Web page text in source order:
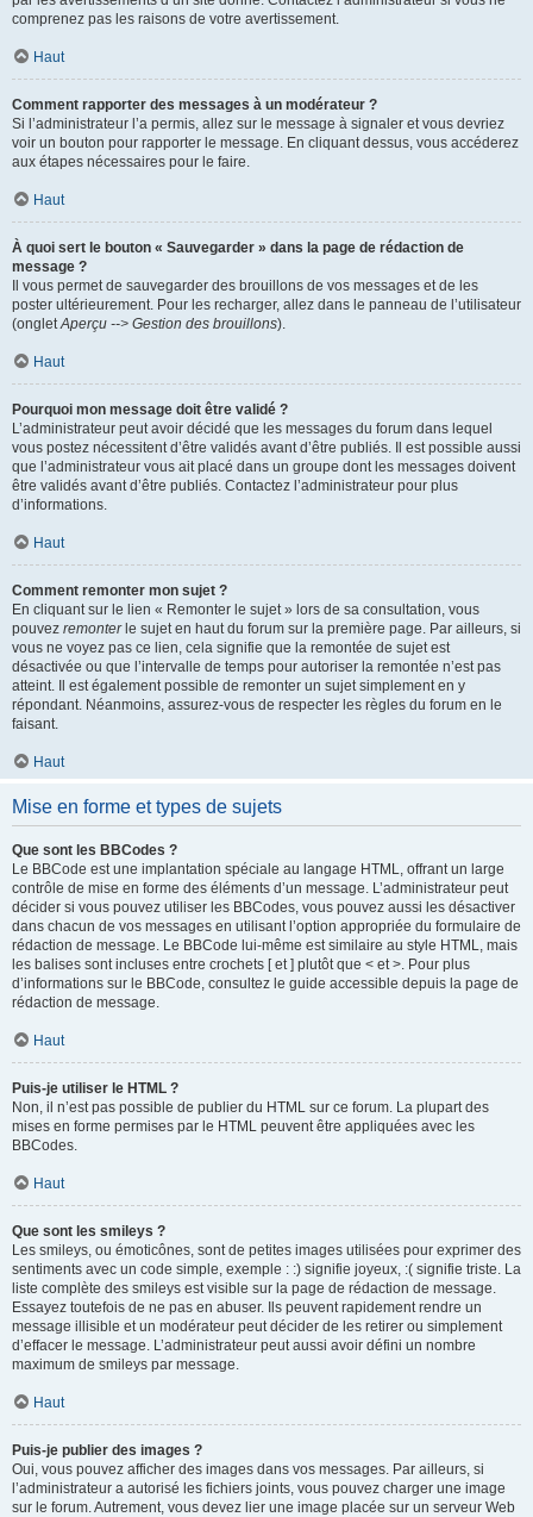
comprenez pas les raisons de votre avertissement.
Haut
Comment rapporter des messages à un modérateur ?
Si l’administrateur l’a permis, allez sur le message à signaler et vous devriez
voir un bouton pour rapporter le message. En cliquant dessus, vous accéderez
aux étapes nécessaires pour le faire.
Haut
À quoi sert le bouton « Sauvegarder » dans la page de rédaction de
message ?
Il vous permet de sauvegarder des brouillons de vos messages et de les
poster ultérieurement. Pour les recharger, allez dans le panneau de l’utilisateur
(ongletAperçu --> Gestion des brouillons).
Haut
Pourquoi mon message doit être validé ?
L’administrateur peut avoir décidé que les messages du forum dans lequel
vous postez nécessitent d’être validés avant d’être publiés. Il est possible aussi
que l’administrateur vous ait placé dans un groupe dont les messages doivent
être validés avant d’être publiés. Contactez l’administrateur pour plus
d’informations.
Haut
Comment remonter mon sujet ?
En cliquant sur le lien « Remonter le sujet » lors de sa consultation, vous
pouvez remonterle sujet en haut du forum sur la première page. Par ailleurs, si
vous ne voyez pas ce lien, cela signifie que la remontée de sujet est
désactivée ou que l’intervalle de temps pour autoriser la remontée n’est pas
atteint. Il est également possible de remonter un sujet simplement en y
répondant. Néanmoins, assurez-vous de respecter les règles du forum en le
faisant.
Haut
Mise en forme et types de sujets
Que sont les BBCodes ?
Le BBCode est une implantation spéciale au langage HTML, offrant un large
contrôle de mise en forme des éléments d’un message. L’administrateur peut
décider si vous pouvez utiliser les BBCodes, vous pouvez aussi les désactiver
dans chacun de vos messages en utilisant l’option appropriée du formulaire de
rédaction de message. Le BBCode lui-même est similaire au style HTML, mais
les balises sont incluses entre crochets [ et ] plutôt que < et >. Pour plus
d’informations sur le BBCode, consultez le guide accessible depuis la page de
rédaction de message.
Haut
Puis-je utiliser le HTML ?
Non, il n’est pas possible de publier du HTML sur ce forum. La plupart des
mises en forme permises par le HTML peuvent être appliquées avec les
BBCodes.
Haut
Que sont les smileys ?
Les smileys, ou émoticônes, sont de petites images utilisées pour exprimer des
sentiments avec un code simple, exemple : :) signifie joyeux, :( signifie triste. La
liste complète des smileys est visible sur la page de rédaction de message.
Essayez toutefois de ne pas en abuser. Ils peuvent rapidement rendre un
message illisible et un modérateur peut décider de les retirer ou simplement
d’effacer le message. L’administrateur peut aussi avoir défini un nombre
maximum de smileys par message.
Haut
Puis-je publier des images ?
Oui, vous pouvez afficher des images dans vos messages. Par ailleurs, si
l’administrateur a autorisé les fichiers joints, vous pouvez charger une image
sur le forum. Autrement, vous devez lier une image placée sur un serveur Web